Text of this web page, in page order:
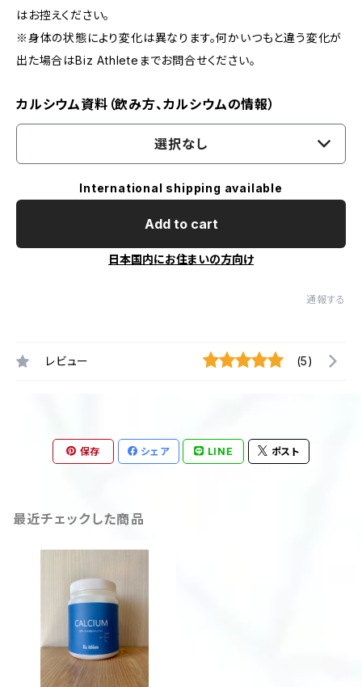
はお控えください。
※身体の状態により変化は異なります。何かいつもと違う変化が
出た場合はBiz Athleteまでお問合せください。
カルシウム資料（飲み方、カルシウムの情報）
選択なし
International shipping available
Add to cart
日本国内にお住まいの方向け
通報する
レビュー (5)
保存 シェア LINE ポスト
最近チェックした商品